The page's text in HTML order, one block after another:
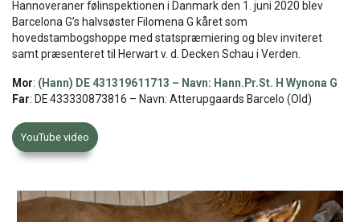
Hannoveraner følinspektionen i Danmark den 1. juni 2020 blev
Barcelona G’s halvsøster Filomena G kåret som
hovedstambogshoppe med statspræmiering og blev inviteret
samt præsenteret til Herwart v. d. Decken Schau i Verden.
Mor: (Hann) DE 431319611713 – Navn: Hann.Pr.St. H Wynona G
Far: DE 433330873816 – Navn: Atterupgaards Barcelo (Old)
YouTube video